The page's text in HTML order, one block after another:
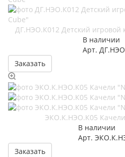
ДГ.НЭО.К012 Детский игровой
В наличии
Арт.
Заказать
ЭКО.К.НЭО.К05
В наличии
Арт.
Заказать